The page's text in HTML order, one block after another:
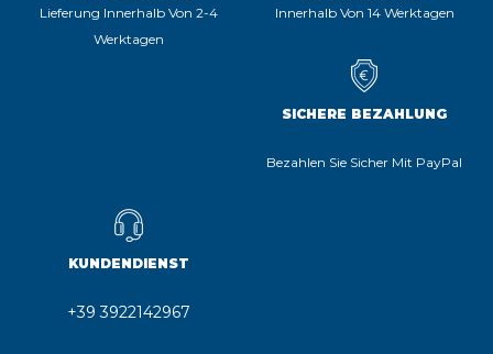
Lieferung Innerhalb Von 2-4
Werktagen
Innerhalb Von 14 Werktagen
SICHERE BEZAHLUNG
Bezahlen Sie Sicher Mit PayPal
KUNDENDIENST
+39 3922142967